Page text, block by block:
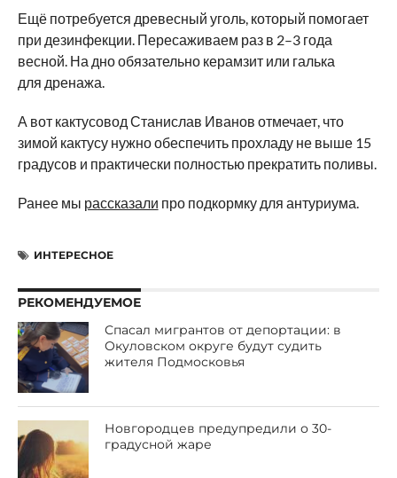
Ещё потребуется древесный уголь, который помогает
при дезинфекции. Пересаживаем раз в 2–3 года
весной. На дно обязательно керамзит или галька
для дренажа.
А вот кактусовод Станислав Иванов отмечает, что
зимой кактусу нужно обеспечить прохладу не выше 15
градусов и практически полностью прекратить поливы.
Ранее мы рассказали про подкормку для антуриума.
ИНТЕРЕСНОЕ
РЕКОМЕНДУЕМОЕ
Спасал мигрантов от депортации: в
Окуловском округе будут судить
жителя Подмосковья
Новгородцев предупредили о 30-
градусной жаре